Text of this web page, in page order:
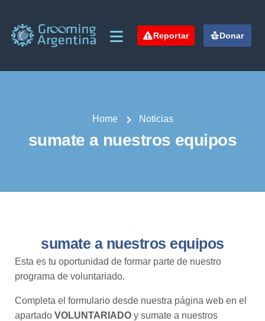
Reportar Donar
Home Noticias
sumate a nuestros equipos
sumate a nuestros equipos
Esta es tu oportunidad de formar parte de nuestro
programa de voluntariado.
Completa el formulario desde nuestra página web en el
apartado VOLUNTARIADO y sumate a nuestros